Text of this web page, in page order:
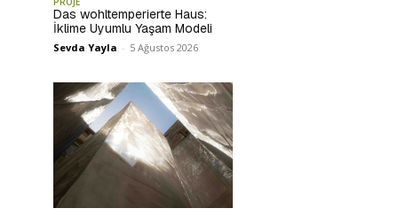
Das wohltemperierte Haus:
İklime Uyumlu Yaşam Modeli
Sevda Yayla - 5 Ağustos 2026